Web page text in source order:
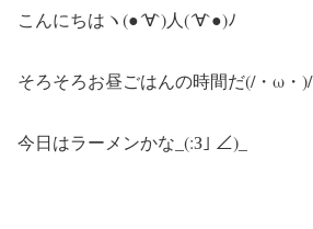
こんにちはヽ(●´∀`)人(´∀`●)ﾉ
そろそろお昼ごはんの時間だ(/・ω・)/
今日はラーメンかな_(:З｣ ∠)_